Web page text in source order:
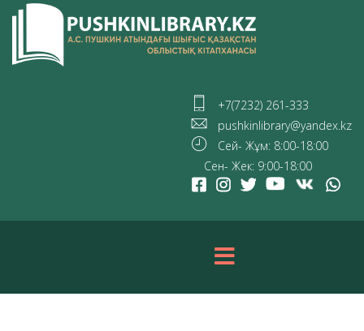
+7(7232) 261-333
pushkinlibrary@yandex.kz
Сей- Жұм: 8:00-18:00
Сен- Жек: 9:00-18:00